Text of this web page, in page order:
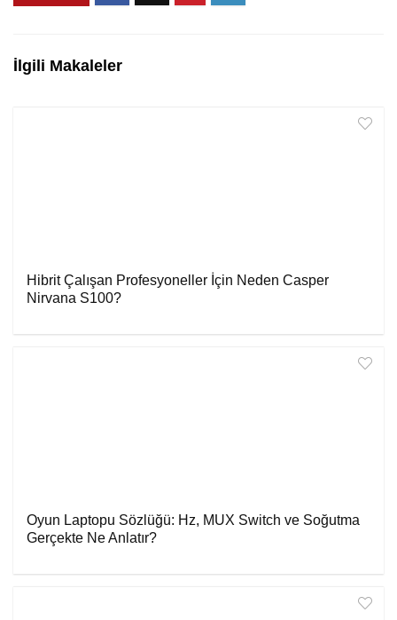
İlgili Makaleler
Hibrit Çalışan Profesyoneller İçin Neden Casper
Nirvana S100?
Oyun Laptopu Sözlüğü: Hz, MUX Switch ve Soğutma
Gerçekte Ne Anlatır?